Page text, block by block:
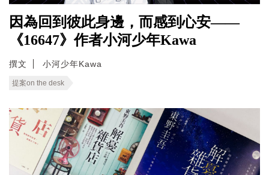
因為回到彼此身邊，而感到心安——
《16647》作者小河少年Kawa
撰文 小河少年Kawa
提案on the desk